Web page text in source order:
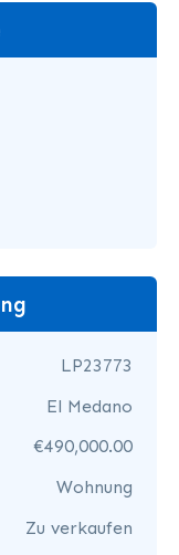
LP23773
El Medano
€490,000.00
Wohnung
Zu verkaufen